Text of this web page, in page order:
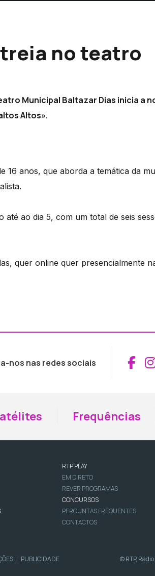
no teatro
Municipal Baltazar Dias inicia a
Altos».
16 anos, que aborda a temática da
ao dia 5, com um total de seis
quer online quer presencialmente
nos nas redes sociais
Frequências
RTP PLAY
EM DIRETO
REVER PROGRAMAS
CONCURSOS
PERGUNTAS FREQUENTES
CONTACTOS
| PUBLICIDADE © RTP,